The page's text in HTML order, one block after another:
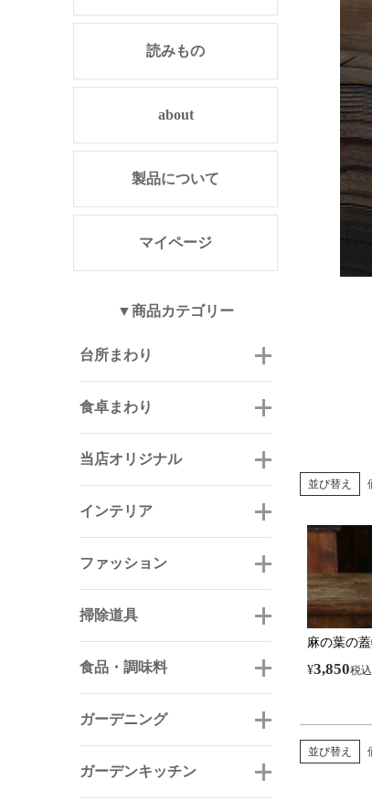
読みもの
about
製品について
マイページ
▼商品カテゴリー
台所まわり
食卓まわり
当店オリジナル
インテリア
ファッション
掃除道具
食品・調味料
ガーデニング
ガーデンキッチン
並び替え
麻の葉の
¥3,850税込
並び替え